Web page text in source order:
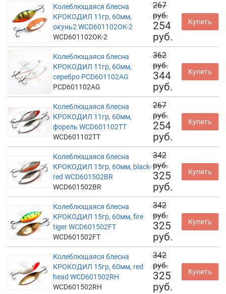
Колеблющаяся блесна
КРОКОДИЛ 11гр, 60мм,
окунь2 WCD601102OK-2
WCD601102OK-2
267
руб.
254
руб.
Купить
Колеблющаяся блесна
КРОКОДИЛ 11гр, 60мм,
серебро PCD601102AG
PCD601102AG
362
руб.
344
руб.
Купить
Колеблющаяся блесна
КРОКОДИЛ 11гр, 60мм,
форель WCD601102TT
WCD601102TT
267
руб.
254
руб.
Купить
Колеблющаяся блесна
КРОКОДИЛ 15гр, 60мм, black-
red WCD601502BR
WCD601502BR
342
руб.
325
руб.
Купить
Колеблющаяся блесна
КРОКОДИЛ 15гр, 60мм, fire
tiger WCD601502FT
WCD601502FT
342
руб.
325
руб.
Купить
Колеблющаяся блесна
КРОКОДИЛ 15гр, 60мм, red
head WCD601502RH
WCD601502RH
342
руб.
325
руб.
Купить